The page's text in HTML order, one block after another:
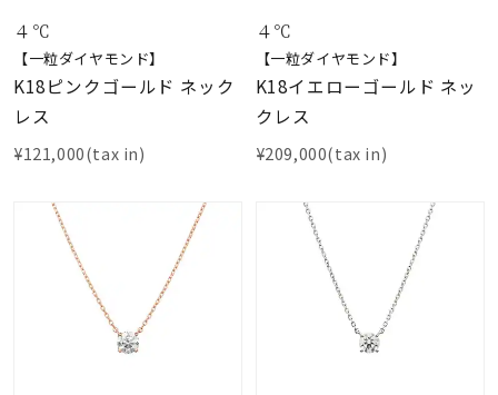
在庫 在庫ありのみ すべて表示
４℃
【一粒ダイヤモンド】
K18ピンクゴールド ネック
レス
¥121,000(tax in)
４℃
【一粒ダイヤモンド】
K18イエローゴールド ネッ
クレス
¥209,000(tax in)